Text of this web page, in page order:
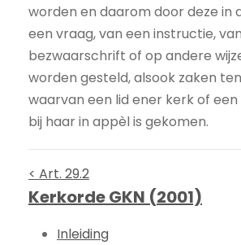
worden en daarom door deze in
een vraag, van een instructie,
bezwaarschrift of op andere
worden gesteld, alsook zaken
waarvan een lid ener kerk of
bij haar in appèl is gekomen.
< Art. 29.2
Kerkorde GKN (2001)
Inleiding